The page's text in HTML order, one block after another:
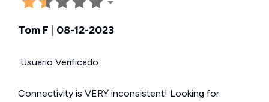
Tom F 08-12-2023
Usuario Verificado
Connectivity is VERY inconsistent! Looking for